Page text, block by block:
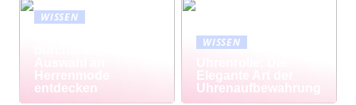
WISSEN
Herrenmode
entdecken
WISSEN
Elegante Art der
Uhrenaufbewahrung